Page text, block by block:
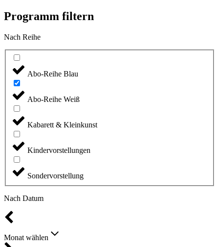
Programm filtern
Nach Reihe
Abo-Reihe Blau
Abo-Reihe Weiß
Kabarett & Kleinkunst
Kindervorstellungen
Sondervorstellung
Nach Datum
Monat wählen